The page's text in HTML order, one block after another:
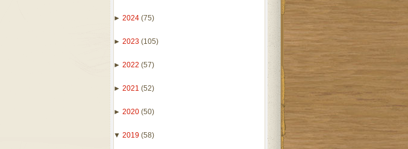
► 2024 (75)
► 2023 (105)
► 2022 (57)
► 2021 (52)
► 2020 (50)
▼ 2019 (58)